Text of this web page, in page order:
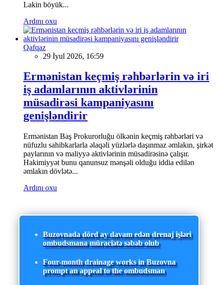
Lakin böyük...
Ardını oxu
Qafqaz
29 İyul 2026, 16:59
Ermənistan keçmiş rəhbərlərin və iri
iş adamlarının aktivlərinin
müsadirəsi kampaniyasını
genişləndirir
Ermənistan Baş Prokurorluğu ölkənin keçmiş rəhbərləri və
nüfuzlu sahibkarlarla əlaqəli yüzlərlə daşınmaz əmlakın, şirkət
paylarının və maliyyə aktivlərinin müsadirəsinə çalışır.
Hakimiyyət bunu qanunsuz mənşəli olduğu iddia edilən
əmlakın dövlətə...
Ardını oxu
Buzovnada dörd ay davam edən drenaj işləri
ombudsmana müraciətə səbəb olub
Four-month drainage works in Buzovna
prompt an appeal to the ombudsman